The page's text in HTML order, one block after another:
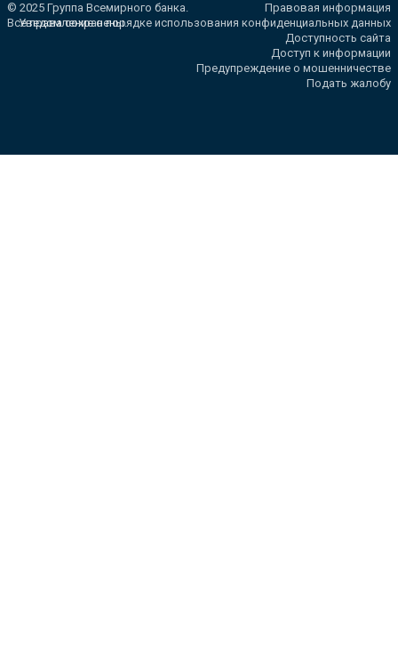
© 2025 Группа Всемирного банка.
Все права сохранены.
Правовая информация
Уведомление о порядке использования конфиденциальных данных
Доступность сайта
Доступ к информации
Предупреждение о мошенничестве
Подать жалобу